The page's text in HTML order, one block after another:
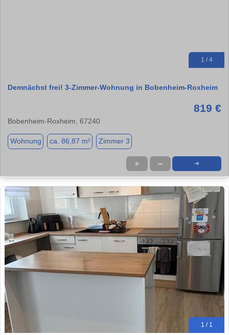
1 / 4
Demnächst frei! 3-Zimmer-Wohnung in Bobenheim-Roxheim
819 €
Bobenheim-Roxheim, 67240
Wohnung ca. 86,87 m² Zimmer 3
★ ➦ ➜
1 / 1